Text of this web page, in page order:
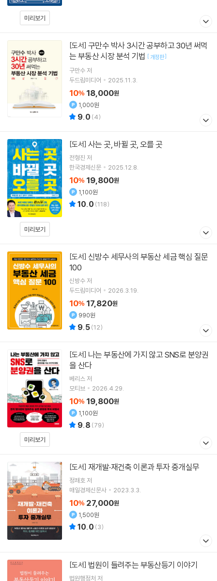
미리보기
[도서]
는 부동산 시장 분석 기법 [개정판]
구만수저
두드림미디어
2025.11.3.
10% 18,000원
1,000원
9.0 (4)
미리보기
[도서] 사는 곳, 바뀔 곳, 오를 곳
전형진 저
한국경제신문
2025.12.8.
10% 19,800원
1,100원
10.0 (118)
[도서]
100
신방수저
두드림미디어
2026.3.19.
10% 17,820원
990원
9.5(12)
미리보기
[도서]
을 산다
베리스 저
모티브
2026.4.29.
10% 19,800원
1,100원
9.8 (79)
[도서] 재개발·재건축 이론과 투자 중개실무
정쾌호저
매일경제신문사
2023.3.3.
10% 27,000원
1,500원
10.0 (3)
[도서] 법원이 들려주는 부동산등기 이야기
법원행정처 저